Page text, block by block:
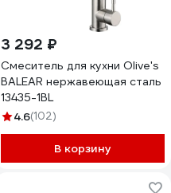
3 292 ₽
Смеситель для кухни Olive's
BALEAR нержавеющая сталь
13435-1BL
4.6(102)
В корзину